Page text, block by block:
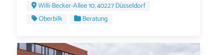
Willi-Becker-Allee 10, 40227 Düsseldorf
Oberbilk
Beratung